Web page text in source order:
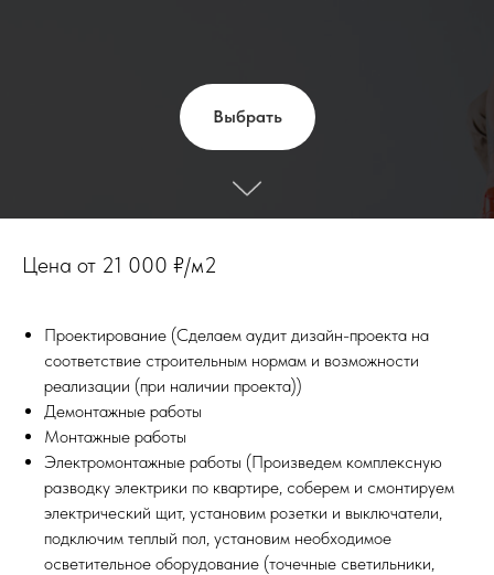
Выбрать
Цена от 21 000 ₽/м2
Проектирование (Сделаем аудит дизайн-проекта на
соответствие строительным нормам и возможности
реализации (при наличии проекта))
Демонтажные работы
Монтажные работы
Электромонтажные работы (Произведем комплексную
разводку электрики по квартире, соберем и смонтируем
электрический щит, установим розетки и выключатели,
подключим теплый пол, установим необходимое
осветительное оборудование (точечные светильники,